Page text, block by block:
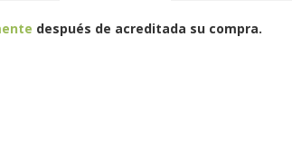
después de acreditada su compra.